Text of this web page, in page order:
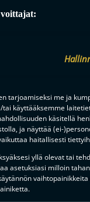
tarjoamiseksi me ja
käyttääksemme
käsitellä
ja näyttää (ei-
haitallisesti
yllä olevat tai
asetuksiasi milloin